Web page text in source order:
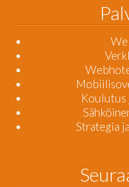
Koulutus
Strategia